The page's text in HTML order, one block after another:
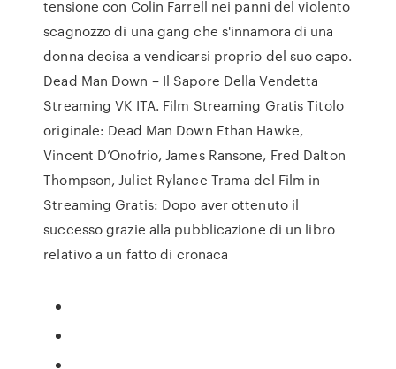
tensione con Colin Farrell nei panni del violento
scagnozzo di una gang che s'innamora di una
donna decisa a vendicarsi proprio del suo capo.
Dead Man Down – Il Sapore Della Vendetta
Streaming VK ITA. Film Streaming Gratis Titolo
originale: Dead Man Down Ethan Hawke,
Vincent D’Onofrio, James Ransone, Fred Dalton
Thompson, Juliet Rylance Trama del Film in
Streaming Gratis: Dopo aver ottenuto il
successo grazie alla pubblicazione di un libro
relativo a un fatto di cronaca